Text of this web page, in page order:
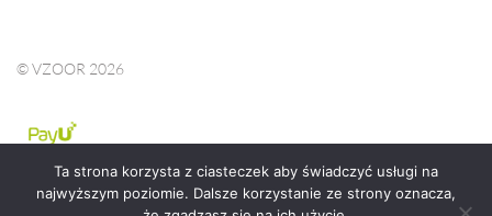
© VZOOR 2026
Ta strona korzysta z ciasteczek aby świadczyć usługi na
najwyższym poziomie. Dalsze korzystanie ze strony oznacza,